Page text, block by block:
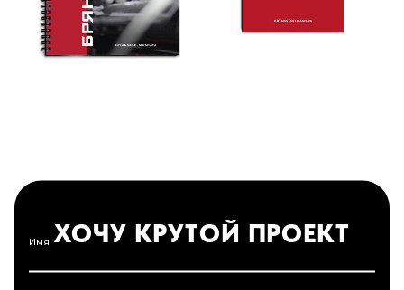
Имя ХОЧУ КРУТОЙ ПРОЕКТ